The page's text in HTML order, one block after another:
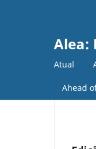
Alea:
Atual
Ahead